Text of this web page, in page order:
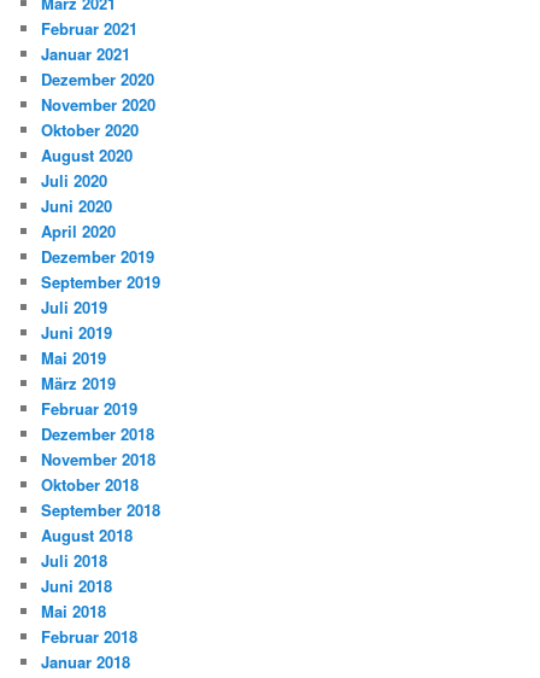
Februar 2021
Januar 2021
Dezember 2020
November 2020
Oktober 2020
August 2020
Juli 2020
Juni 2020
April 2020
Dezember 2019
September 2019
Juli 2019
Juni 2019
Mai 2019
März 2019
Februar 2019
Dezember 2018
November 2018
Oktober 2018
September 2018
August 2018
Juli 2018
Juni 2018
Mai 2018
Februar 2018
Januar 2018